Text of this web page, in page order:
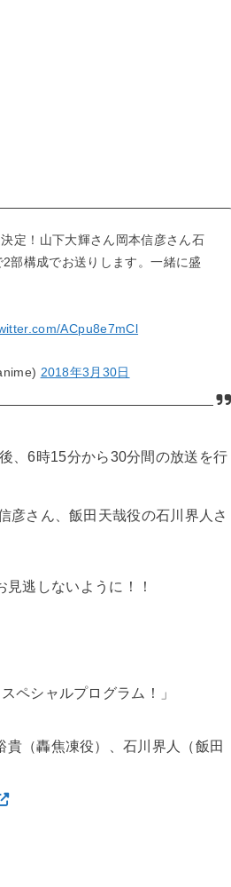
定！山下大輝さん岡本信彦さん石
部構成でお送りします。一緒に盛
ACpu8e7mCl
2018年3月30日
、6時15分から30分間の放送を行
彦さん、飯田天哉役の石川界人さ
逃しないように！！
ペシャルプログラム！」
（轟焦凍役）、石川界人（飯田